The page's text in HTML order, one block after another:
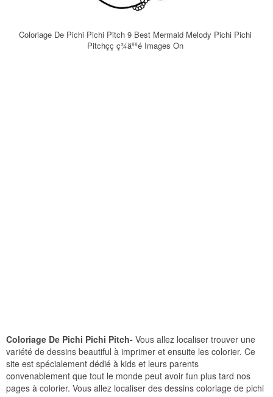
Coloriage De Pichi Pichi Pitch 9 Best Mermaid Melody Pichi Pichi
Pitchçç ç¾äººé­ Images On
Coloriage De Pichi Pichi Pitch- Vous allez localiser trouver une
variété de dessins beautiful à imprimer et ensuite les colorier. Ce
site est spécialement dédié à kids et leurs parents
convenablement que tout le monde peut avoir fun plus tard nos
pages à colorier. Vous allez localiser des dessins coloriage de pichi